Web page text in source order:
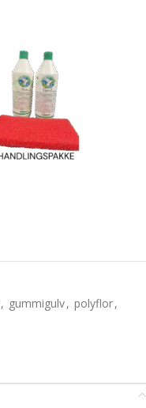
, gummigulv, polyflor,